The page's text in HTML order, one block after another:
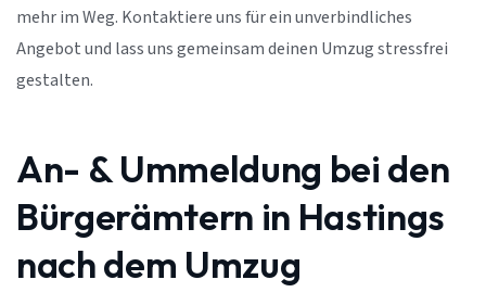
mehr im Weg. Kontaktiere uns für ein unverbindliches
Angebot und lass uns gemeinsam deinen Umzug stressfrei
gestalten.
An- & Ummeldung bei den
Bürgerämtern in Hastings
nach dem Umzug